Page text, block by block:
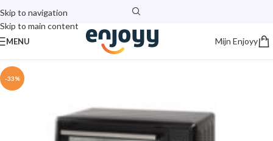
Skip to navigation
Skip to main content
MENU Mijn Enjoyy
-33%